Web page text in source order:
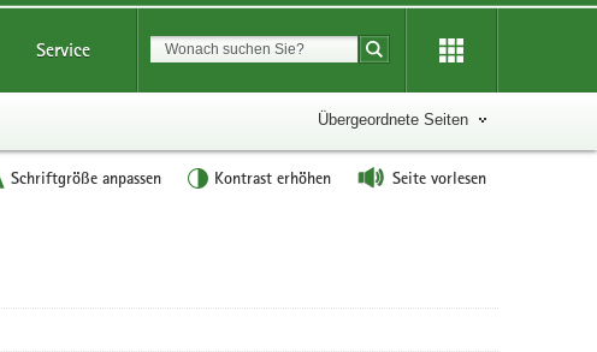
Service Suchbegriff
Suche starten
Übergeordnete Seiten
Schriftgröße anpassen Kontrast erhöhen Seite vorlesen